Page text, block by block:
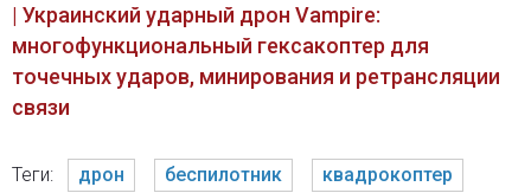
| Украинский ударный дрон Vampire:
многофункциональный гексакоптер для
точечных ударов, минирования и ретрансляции
связи
Теги: дрон беспилотник
квадрокоптер